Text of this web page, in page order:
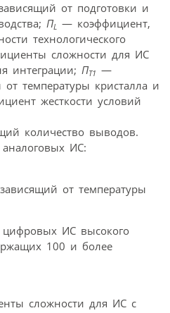
от подготовки и
ПL — коэффициент,
технологического
сложности для ИС
интеграции; ΠT1 —
температуры кристалла и
жесткости условий
количество выводов.
ИС:
от температуры
ИС высокого
100 и более
сложности для ИС с